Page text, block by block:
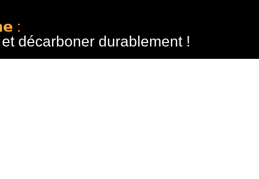
:
décarboner durablement !